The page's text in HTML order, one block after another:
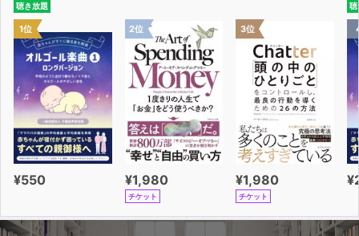
聴き放題
1位
¥550
2位
¥1,980
チケット
3位
¥1,980
チケット
聴